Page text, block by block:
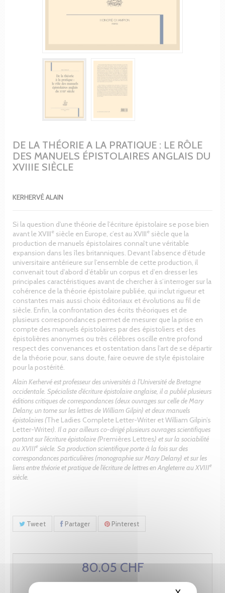
DE LA THÉORIE A LA PRATIQUE : LE RÔLE
DES MANUELS ÉPISTOLAIRES ANGLAIS DU
XVIIIE SIÈCLE
KERHERVÉ ALAIN
Si la question d’une théorie de l’écriture épistolaire se pose bien
avant le XVIIIe siècle en Europe, c’est au XVIIIe siècle que la
production de manuels épistolaires connaît une véritable
expansion dans les îles britanniques. Devant l’absence d’étude
universitaire antérieure sur l’ensemble de cette production, il
convenait tout d’abord d’établir un corpus et d’en dresser les
principales caractéristiques avant de chercher à s’interroger sur la
cohérence de la théorie épistolaire publiée, qui inclut rigueur et
constantes mais aussi choix éditoriaux et évolutions au fil de
siècle. Enfin, la confrontation des écrits théoriques et de
plusieurs correspondances permet de mesurer que la prise en
compte des manuels épistolaires par des épistoliers et des
épistolières anonymes ou très célèbres oscille entre profond
respect des convenances et ostentation dans l’art de se départir
de la théorie pour, sans doute, faire oeuvre de style épistolaire
pour la postérité.
Alain Kerhervé est professeur des universités à l’Université de Bretagne
occidentale. Spécialiste d’écriture épistolaire anglaise, il a publié plusieurs
éditions critiques de correspondances (deux ouvrages sur celle de Mary
Delany, un tome sur les lettres de William Gilpin) et deux manuels
épistolaires (The Ladies Complete Letter-Writer et William Gilpin’s
Letter-Writer). Il a par ailleurs co-dirigé plusieurs ouvrages scientifiques
portant sur l’écriture épistolaire (Premières Lettres) et sur la sociabilité
au XVIIIe siècle. Sa production scientifique porte à la fois sur des
correspondances particulières (monographie sur Mary Delany) et sur les
liens entre théorie et pratique de l’écriture de lettres en Angleterre au XVIIIe
siècle.
Tweet Partager Pinterest
80.05 CHF